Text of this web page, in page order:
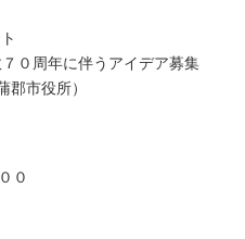
０周年に伴うアイデア募集
市役所）
０